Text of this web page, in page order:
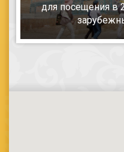
для посещения в